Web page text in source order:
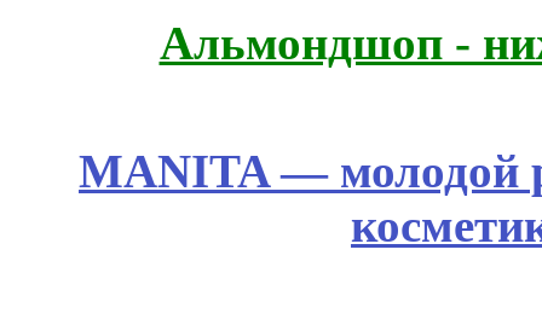
Альмондшоп -
MANITA — молодой